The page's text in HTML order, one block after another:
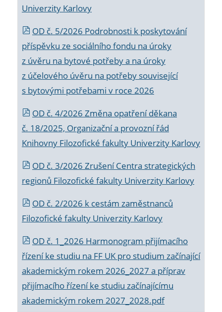
Univerzity Karlovy
OD č. 5/2026 Podrobnosti k poskytování
příspěvku ze sociálního fondu na úroky
z úvěru na bytové potřeby a na úroky
z účelového úvěru na potřeby související
s bytovými potřebami v roce 2026
OD č. 4/2026 Změna opatření děkana
č. 18/2025, Organizační a provozní řád
Knihovny Filozofické fakulty Univerzity Karlovy
OD č. 3/2026 Zrušení Centra strategických
regionů Filozofické fakulty Univerzity Karlovy
OD č. 2/2026 k cestám zaměstnanců
Filozofické fakulty Univerzity Karlovy
OD č. 1_2026 Harmonogram přijímacího
řízení ke studiu na FF UK pro studium začínající
akademickým rokem 2026_2027 a příprav
přijímacího řízení ke studiu začínajícímu
akademickým rokem 2027_2028.pdf